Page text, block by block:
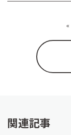
«
関連記事